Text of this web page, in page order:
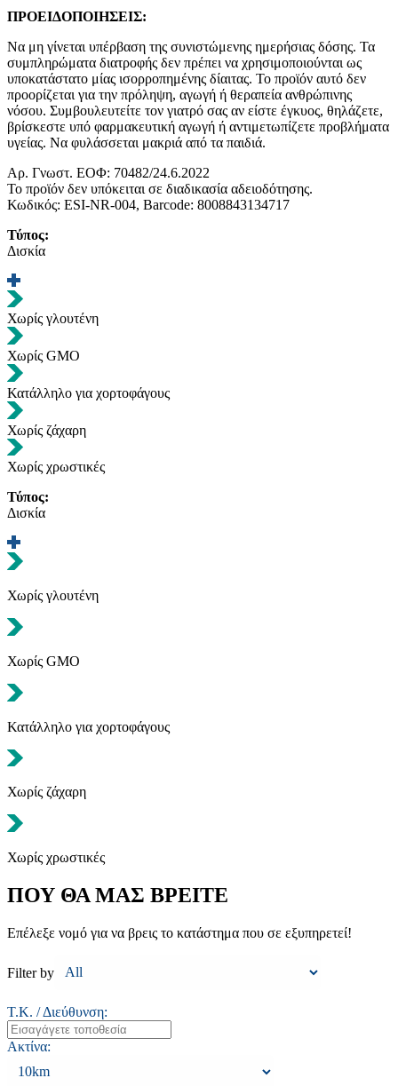
ΠΡΟΕΙΔΟΠΟΙΗΣΕΙΣ:
Να μη γίνεται υπέρβαση της συνιστώμενης ημερήσιας δόσης. Τα
συμπληρώματα διατροφής δεν πρέπει να χρησιμοποιούνται ως
υποκατάστατο μίας ισορροπημένης δίαιτας. Το προϊόν αυτό δεν
προορίζεται για την πρόληψη, αγωγή ή θεραπεία ανθρώπινης
νόσου. Συμβουλευτείτε τον γιατρό σας αν είστε έγκυος, θηλάζετε,
βρίσκεστε υπό φαρμακευτική αγωγή ή αντιμετωπίζετε προβλήματα
υγείας. Να φυλάσσεται μακριά από τα παιδιά.
Αρ. Γνωστ. ΕΟΦ: 70482/24.6.2022
Το προϊόν δεν υπόκειται σε διαδικασία αδειοδότησης.
Κωδικός: ESI-NR-004, Barcode: 8008843134717
Τύπος:
Δισκία
Χωρίς γλουτένη
Χωρίς GMO
Κατάλληλο για χορτοφάγους
Χωρίς ζάχαρη
Χωρίς χρωστικές
Τύπος:
Δισκία
Χωρίς γλουτένη
Χωρίς GMO
Κατάλληλο για χορτοφάγους
Χωρίς ζάχαρη
Χωρίς χρωστικές
ΠΟΥ ΘΑ ΜΑΣ ΒΡΕΙΤΕ
Επέλεξε νομό για να βρεις το κατάστημα που σε εξυπηρετεί!
Filter by
Τ.Κ. / Διεύθυνση:
Ακτίνα: